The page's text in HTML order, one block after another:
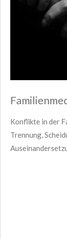
Konflikte in der
Trennung,